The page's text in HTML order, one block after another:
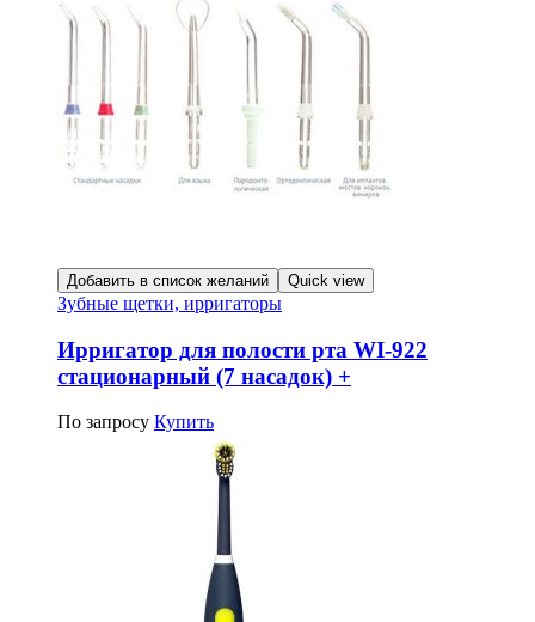
Добавить в список желаний Quick view
Зубные щетки, ирригаторы
Ирригатор для полости рта WI-922
стационарный (7 насадок) +
По запросу Купить